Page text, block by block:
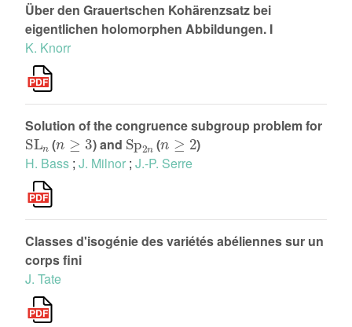
Über den Grauertschen Kohärenzsatz bei
eigentlichen holomorphen Abbildungen. I
K. Knorr
Solution of the congruence subgroup problem for
SLn
(
n≥3
) and
Sp2n
(
n≥2
)
H. Bass ; J. Milnor ; J.-P. Serre
Classes d'isogénie des variétés abéliennes sur un
corps fini
J. Tate